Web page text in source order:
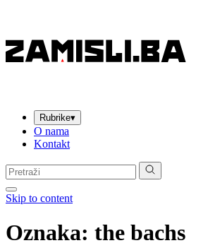
Rubrike▾
O nama
Kontakt
Pretraga:
Skip to content
Oznaka: the bachs